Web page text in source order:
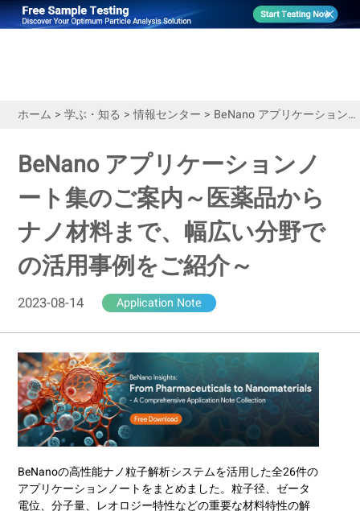
ホーム > 学ぶ・知る >情報センター > BeNano アプリケーションノート集のご案内～医薬品からナノ材料まで、幅広い分野での活用事例をご紹介～
BeNano アプリケーションノ
ート集のご案内～医薬品から
ナノ材料まで、幅広い分野で
の活用事例をご紹介～
2023-08-14 Application Note
BeNanoの高性能ナノ粒子解析システムを活用した全26件の
アプリケーションノートをまとめました。粒子径、ゼータ
電位、分子量、レオロジー特性などの重要な材料特性の解